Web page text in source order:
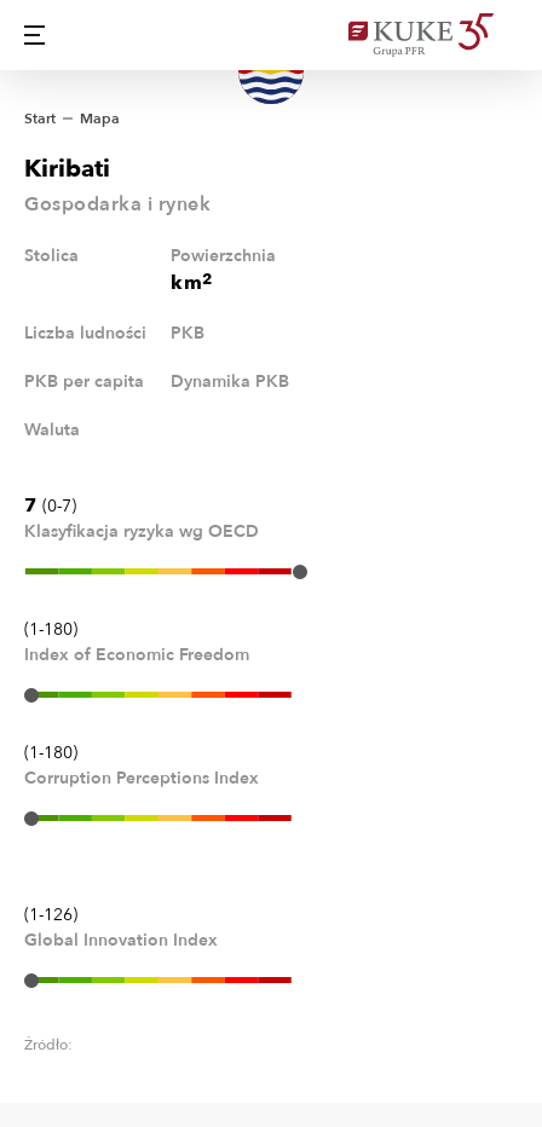
Start Mapa
Kiribati
Gospodarka i rynek
Stolica
km2
Powierzchnia
Liczba ludności PKB
PKB per capita Dynamika PKB
Waluta
7 (0-7)
Klasyfikacja ryzyka wg OECD
(1-180)
Corruption Perceptions Index
(1-126)
Global Innovation Index
(1-180)
Index of Economic Freedom
Źródło: